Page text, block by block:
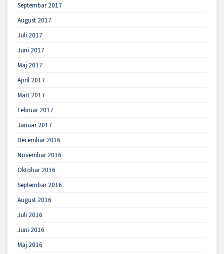
Septembar 2017
August 2017
Juli 2017
Juni 2017
Maj 2017
April 2017
Mart 2017
Februar 2017
Januar 2017
Decembar 2016
Novembar 2016
Oktobar 2016
Septembar 2016
August 2016
Juli 2016
Juni 2016
Maj 2016